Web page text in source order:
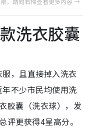
洗衣胶囊
，且直接掉入洗衣
不少市民均使用洗
胶囊（洗衣球），发
评更获得4星高分。